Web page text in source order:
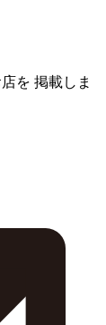
を 掲載しま